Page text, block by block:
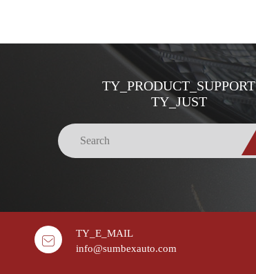
TY_PRODUCT_SUPPORT
TY_JUST
TY_E_MAIL
info@sumbexauto.com